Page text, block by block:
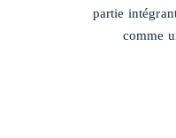
partie
comme